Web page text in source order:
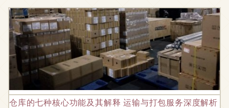
仓库的七种核心功能及其解释 运输与打包服务深度解析